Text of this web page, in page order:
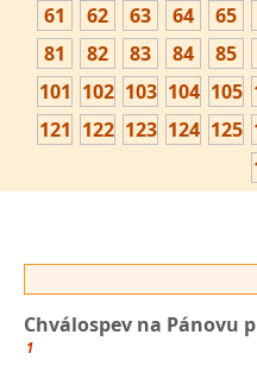
61
62 63 64 65
81
82 83 84 85
101 102 103 104 105
121 122 123 124 125
Chválospev na Pánovu
1